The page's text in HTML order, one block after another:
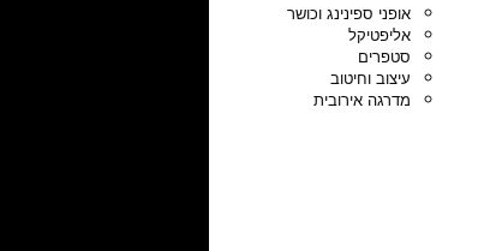
אופני ספינינג וכושר
אליפטיקל
סטפרים
עיצוב וחיטוב
מדרגה אירובית